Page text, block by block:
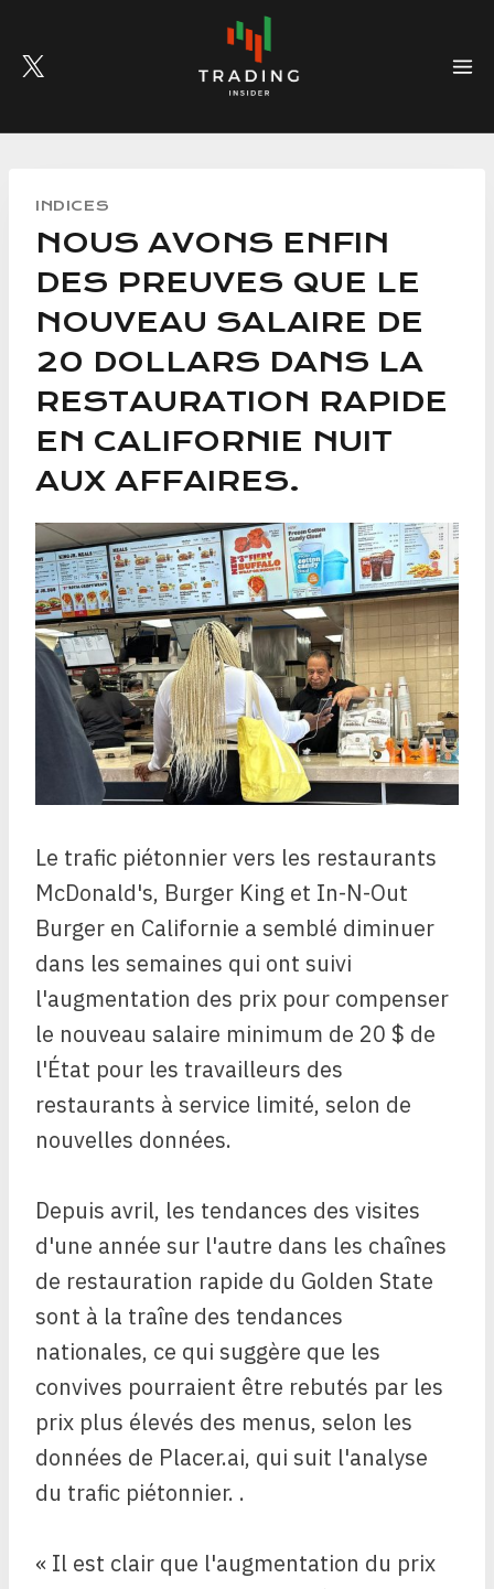
content
INDICES
NOUS AVONS ENFIN
DES PREUVES QUE LE
NOUVEAU SALAIRE DE
20 DOLLARS DANS LA
RESTAURATION RAPIDE
EN CALIFORNIE NUIT
AUX AFFAIRES.
Le trafic piétonnier vers les restaurants
McDonald's, Burger King et In-N-Out
Burger en Californie a semblé diminuer
dans les semaines qui ont suivi
l'augmentation des prix pour compenser
le nouveau salaire minimum de 20 $ de
l'État pour les travailleurs des
restaurants à service limité, selon de
nouvelles données.
Depuis avril, les tendances des visites
d'une année sur l'autre dans les chaînes
de restauration rapide du Golden State
sont à la traîne des tendances
nationales, ce qui suggère que les
convives pourraient être rebutés par les
prix plus élevés des menus, selon les
données de Placer.ai, qui suit l'analyse
du trafic piétonnier. .
« Il est clair que l'augmentation du prix